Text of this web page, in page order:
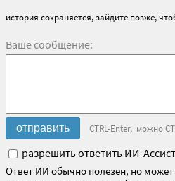
история сохраняется, зайдите позже,
Ваше сообщение:
CTRL-Enter, можно
разрешить ответить ИИ-
Ответ ИИ обычно полезен, но